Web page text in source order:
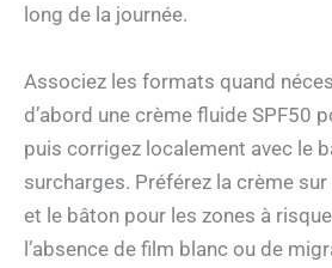
long de la journée.
Associez les formats quand
d’abord une crème fluide SPF50
puis corrigez localement avec le
surcharges. Préférez la crème
et le bâton pour les zones à
l’absence de film blanc ou de